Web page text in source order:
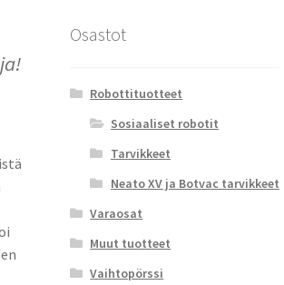
Osastot
Robottituotteet
Sosiaaliset robotit
Tarvikkeet
Neato XV ja Botvac tarvikkeet
Varaosat
Muut tuotteet
Vaihtopörssi